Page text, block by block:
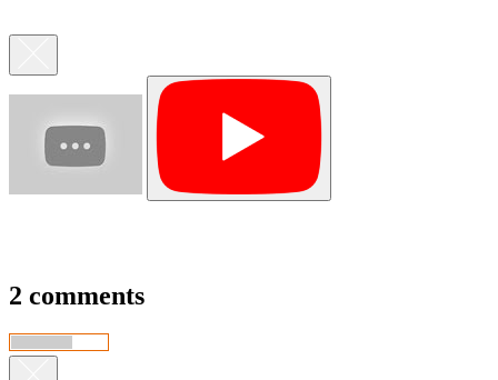
2 comments